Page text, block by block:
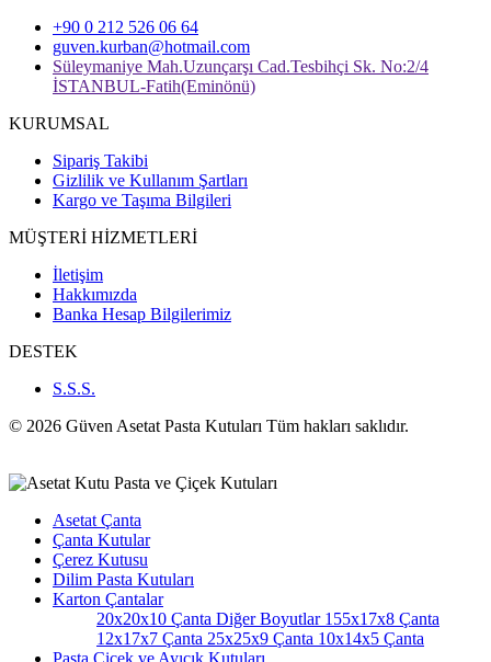
+90 0 212 526 06 64
guven.kurban@hotmail.com
Süleymaniye Mah.Uzunçarşı Cad.Tesbihçi Sk. No:2/4
İSTANBUL-Fatih(Eminönü)
KURUMSAL
Sipariş Takibi
Gizlilik ve Kullanım Şartları
Kargo ve Taşıma Bilgileri
MÜŞTERİ HİZMETLERİ
İletişim
Hakkımızda
Banka Hesap Bilgilerimiz
DESTEK
S.S.S.
© 2026 Güven Asetat Pasta Kutuları Tüm hakları saklıdır.
Asetat Çanta
Çanta Kutular
Çerez Kutusu
Dilim Pasta Kutuları
Karton Çantalar
20x20x10 Çanta Diğer Boyutlar155x17x8 Çanta
12x17x7 Çanta 25x25x9 Çanta 10x14x5 Çanta
Pasta Çiçek ve Ayıcık Kutuları